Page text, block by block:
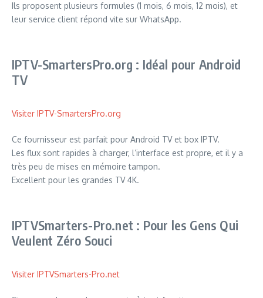
Ils proposent plusieurs formules (1 mois, 6 mois, 12 mois), et
leur service client répond vite sur WhatsApp.
IPTV-SmartersPro.org : Idéal pour Android
TV
Visiter IPTV-SmartersPro.org
Ce fournisseur est parfait pour Android TV et box IPTV.
Les flux sont rapides à charger, l’interface est propre, et il y a
très peu de mises en mémoire tampon.
Excellent pour les grandes TV 4K.
IPTVSmarters-Pro.net : Pour les Gens Qui
Veulent Zéro Souci
Visiter IPTVSmarters-Pro.net